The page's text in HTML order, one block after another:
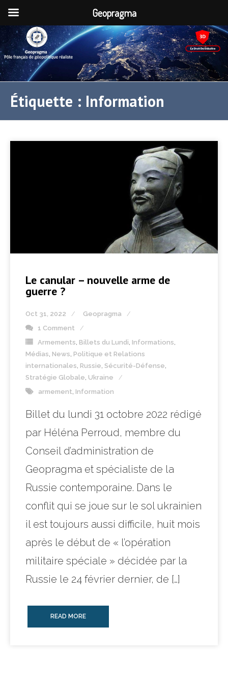
Étiquette : Information
Le canular – nouvelle arme de
guerre ?
Oct 31, 2022
Geopragma
1 Comment
Armements, Billets du Lundi, Informations,
Médias, News, Politique et Relations
internationales, Russie, Sécurité-Défense,
Stratégie Globale, Ukraine
armement, Information
Billet du lundi 31 octobre 2022 rédigé
par Héléna Perroud, membre du
Conseil d’administration de
Geopragma et spécialiste de la
Russie contemporaine. Dans le
conflit qui se joue sur le sol ukrainien
il est toujours aussi difficile, huit mois
après le début de « l’opération
militaire spéciale » décidée par la
Russie le 24 février dernier, de […]
READ MORE
Geopragma